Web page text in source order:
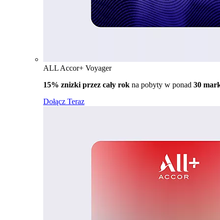
ALL Accor+ Voyager
15% znizki przez cały rok na pobyty w ponad 30
Dołącz Teraz